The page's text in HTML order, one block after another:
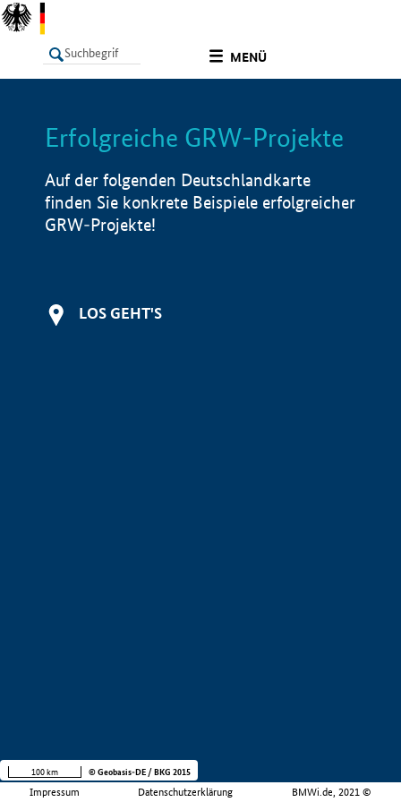
MENÜ
LISTE Info
Erfolgreiche GRW-Projekte
Auf der folgenden Deutschlandkarte
finden Sie konkrete Beispiele erfolgreicher
GRW-Projekte!
LOS GEHT'S
Impressum Datenschutzerklärung BMWi.de, 2021 ©
100 km © Geobasis-DE / BKG 2015